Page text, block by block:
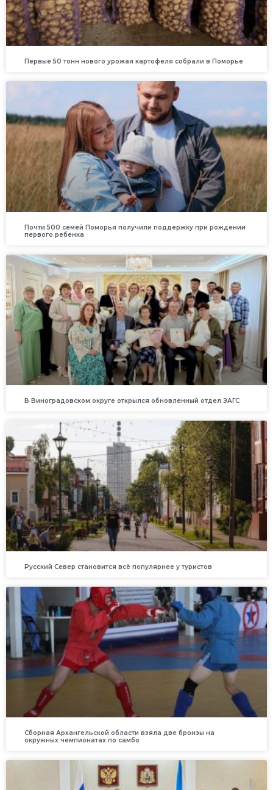
Первые 50 тонн нового урожая картофеля собрали в Поморье
Почти 500 семей Поморья получили поддержку при рождении
первого ребенка
В Виноградовском округе открылся обновленный отдел ЗАГС
Русский Север становится всё популярнее у туристов
Сборная Архангельской области взяла две бронзы на
окружных чемпионатах по самбо